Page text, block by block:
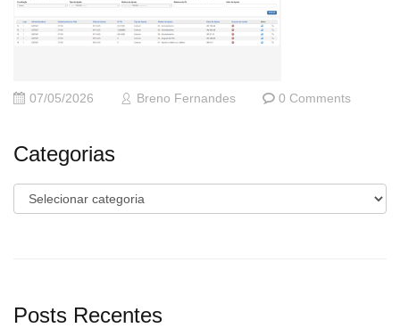
07/05/2026 Breno Fernandes 0 Comments
Categorias
Categorias
Posts Recentes